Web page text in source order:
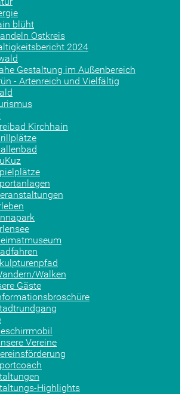
blüht
Ostkreis
2024
Gestaltung im Außenbereich
- Artenreich und Vielfältig
Kirchhain
Walken
Gäste
Vereine
Highlights